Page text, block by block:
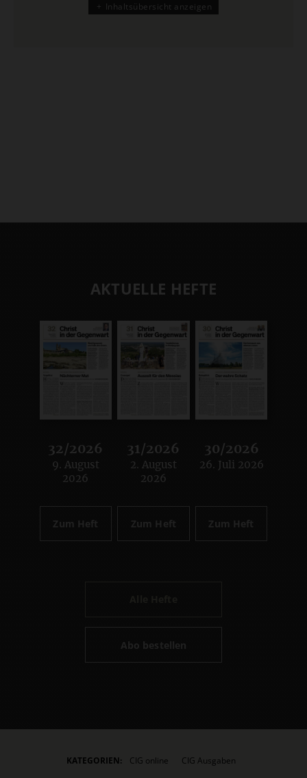
Inhaltsübersicht anzeigen
AKTUELLE HEFTE
32/2026
:
9. August
2026
Zum Heft
31/2026
:
2. August
2026
Zum Heft
30/2026
:
26. Juli 2026
Zum Heft
Abo bestellen
KATEGORIEN: CIG online CIG Ausgaben